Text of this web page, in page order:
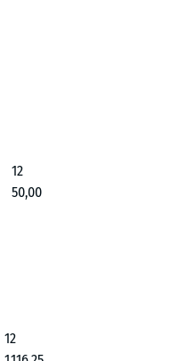
12
50,00
12